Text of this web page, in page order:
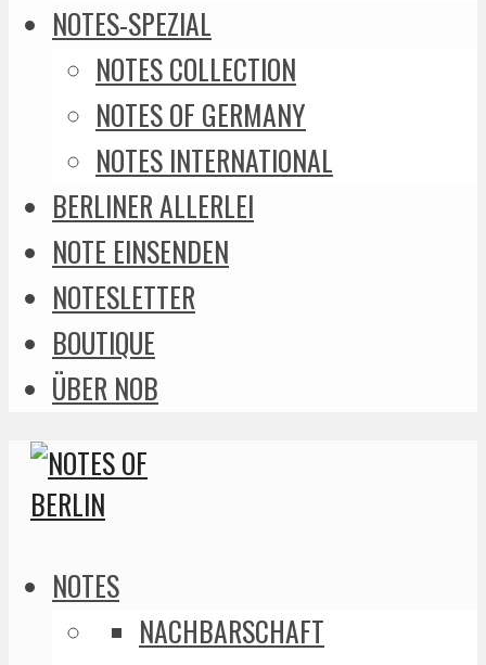
NOTES-SPEZIAL
NOTES COLLECTION
NOTES OF GERMANY
NOTES INTERNATIONAL
BERLINER ALLERLEI
NOTE EINSENDEN
NOTESLETTER
BOUTIQUE
ÜBER NOB
NOTES
NACHBARSCHAFT